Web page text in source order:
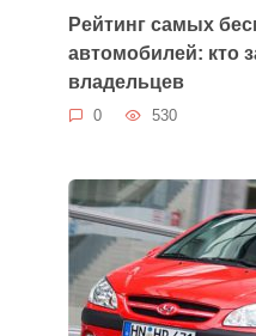
Рейтинг самых
автомобилей: кто
владельцев
0 530